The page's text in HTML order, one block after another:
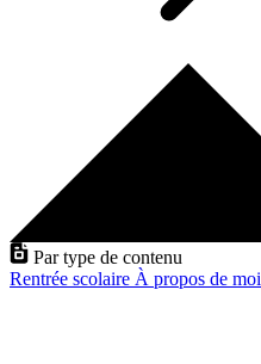
Par type de contenu
Rentrée scolaire À propos de moi